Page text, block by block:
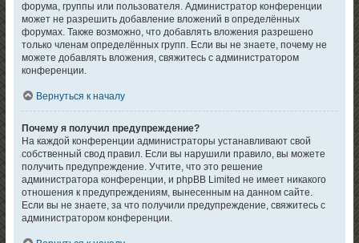
форума, группы или пользователя. Администратор конференции
может не разрешить добавление вложений в определённых
форумах. Также возможно, что добавлять вложения разрешено
только членам определённых групп. Если вы не знаете, почему не
можете добавлять вложения, свяжитесь с администратором
конференции.
Вернуться к началу
Почему я получил предупреждение?
На каждой конференции администраторы устанавливают свой
собственный свод правил. Если вы нарушили правило, вы можете
получить предупреждение. Учтите, что это решение
администратора конференции, и phpBB Limited не имеет никакого
отношения к предупреждениям, вынесенным на данном сайте.
Если вы не знаете, за что получили предупреждение, свяжитесь с
администратором конференции.